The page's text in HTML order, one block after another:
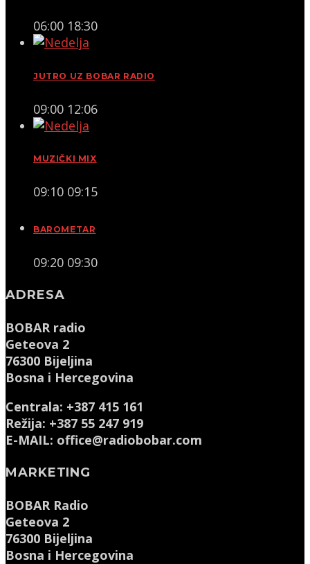
06:00 18:30
JUTRO UZ BOBAR RADIO
09:00 12:06
MUZIČKI MIX
09:10 09:15
BAROMETAR
09:20 09:30
ADRESA
BOBAR radio
Geteova 2
76300 Bijeljina
Bosna i Hercegovina
Centrala: +387 415 161
Režija: +387 55 247 919
E-MAIL: office@radiobobar.com
MARKETING
BOBAR Radio
Geteova 2
76300 Bijeljina
Bosna i Hercegovina